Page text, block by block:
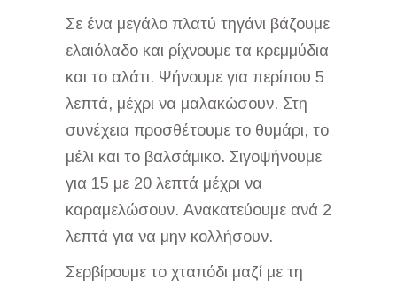
Σε ένα μεγάλο πλατύ τηγάνι βάζουμε
ελαιόλαδο και ρίχνουμε τα κρεμμύδια
και το αλάτι. Ψήνουμε για περίπου 5
λεπτά, μέχρι να μαλακώσουν. Στη
συνέχεια προσθέτουμε το θυμάρι, το
μέλι και το βαλσάμικο. Σιγοψήνουμε
για 15 με 20 λεπτά μέχρι να
καραμελώσουν. Ανακατεύουμε ανά 2
λεπτά για να μην κολλήσουν.
Σερβίρουμε το χταπόδι μαζί με τη